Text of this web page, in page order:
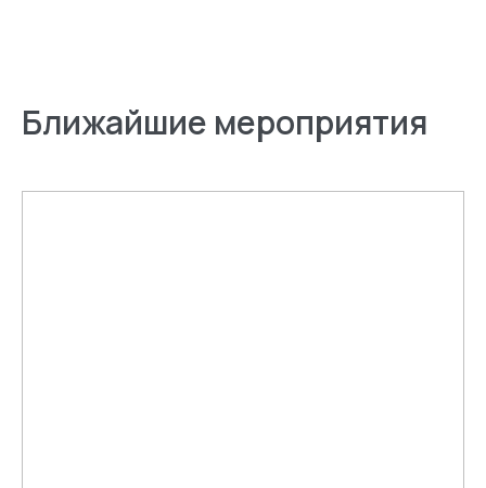
Ближайшие мероприятия